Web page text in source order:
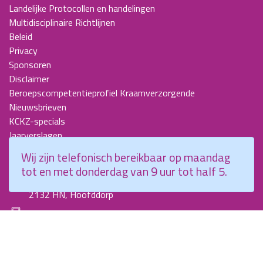
Landelijke Protocollen en handelingen
Multidisciplinaire Richtlijnen
Beleid
Privacy
Sponsoren
Disclaimer
Beroepscompetentieprofiel Kraamverzorgende
Nieuwsbrieven
KCKZ-specials
Jaarverslagen
Contact
Planetenweg 5
2132 HN, Hoofddorp
088 - 0076300
Wij zijn telefonisch bereikbaar op maandag
tot en met donderdag van 9 uur tot half 5.